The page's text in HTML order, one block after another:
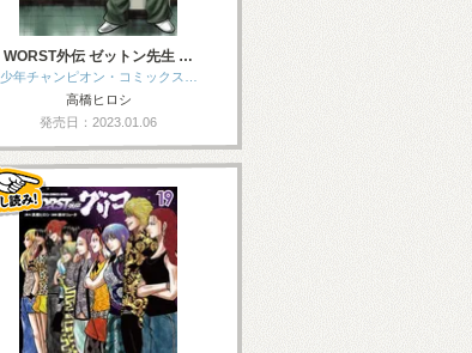
WORST外伝 ゼットン先生 …
少年チャンピオン・コミックス…
高橋ヒロシ
発売日：2023.01.06